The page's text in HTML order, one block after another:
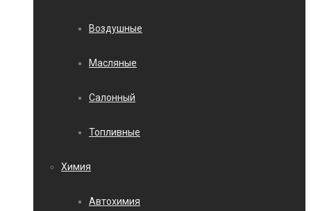
Воздушные
Масляные
Салонный
Топливные
Химия
Автохимия